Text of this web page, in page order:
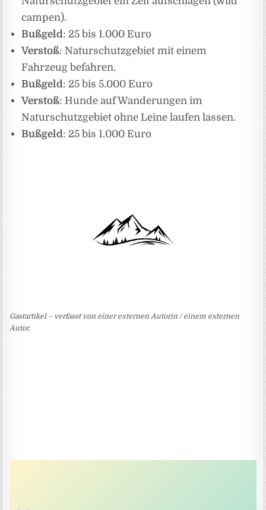
campen).
Bußgeld: 25 bis 1.000 Euro
Verstoß: Naturschutzgebiet mit einem
Fahrzeug befahren.
Bußgeld: 25 bis 5.000 Euro
Verstoß: Hunde auf Wanderungen im
Naturschutzgebiet ohne Leine laufen lassen.
Bußgeld: 25 bis 1.000 Euro
Gastartikel – verfasst von einer externen Autorin / einem externen
Autor.